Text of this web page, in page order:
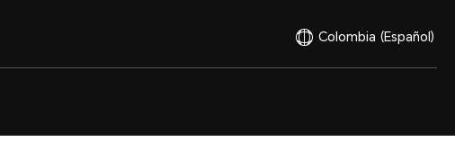
Colombia (Español)